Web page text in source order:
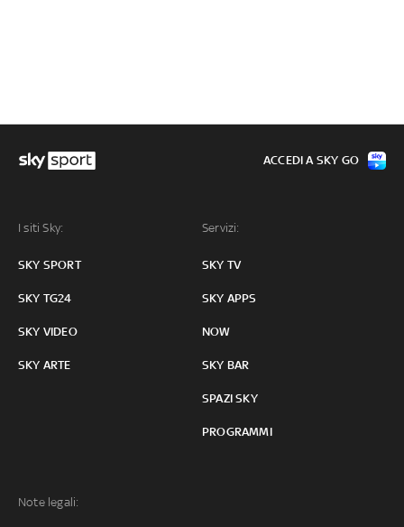
I siti Sky:
SKY SPORT
SKY TG24
SKY VIDEO
SKY ARTE
Servizi:
SKY TV
SKY APPS
NOW
SKY BAR
SPAZI SKY
PROGRAMMI
Note legali:
ACCEDI A SKY GO